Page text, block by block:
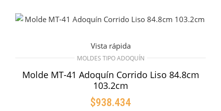
Vista rápida
MOLDES TIPO ADOQUÍN
Molde MT-41 Adoquín Corrido Liso 84.8cm
103.2cm
$938.434